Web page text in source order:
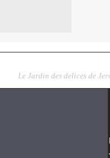
Le Jardin des delices de